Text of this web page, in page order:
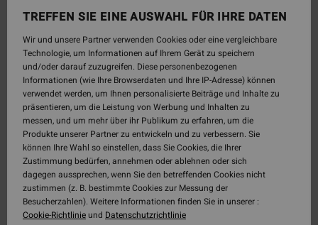
TREFFEN SIE EINE AUSWAHL FÜR IHRE DATEN
Wir und unsere Partner verwenden Cookies oder eine vergleichbare
Technologie, um Informationen auf Ihrem Gerät zu speichern
und/oder darauf zuzugreifen. Diese personenbezogenen
Informationen (wie Ihre Browserdaten und Ihre IP-Adresse) können
verwendet werden, um Ihnen personalisierte Beiträge und Inhalte zu
präsentieren, um die Leistung von Werbung und Inhalten zu
messen, und um mehr über ihr Publikum zu erfahren, um die
Produkte unserer Partner zu entwickeln und zu verbessern. Sie
können Ihre Wahl so einstellen, dass Sie Cookies, die Ihrer
Zustimmung bedürfen, annehmen oder ablehnen oder sich
dagegen aussprechen, wenn Sie den betreffenden Cookies nicht
zustimmen (z. B. bestimmte Cookies zur Messung der
Besucherzahlen). Weitere Informationen finden Sie in unserer :
Cookie-Richtlinieund Datenschutzrichtlinie